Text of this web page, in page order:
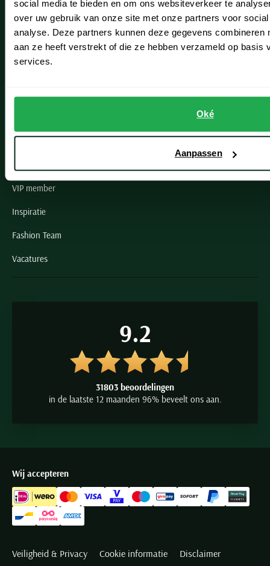
social media te bieden en om ons websiteverkeer te
over uw gebruik van onze site met onze partners voor
analyse. Deze partners kunnen deze gegevens combineren
aan ze heeft verstrekt of die ze hebben verzameld op basis
services.
Oké
Aanpassen
Lisse
Noordwijk
Oegstgeest
Grote maten herenkleding
VIP member
Inspiratie
Fashion Team
Vacatures
9.2
31803 beoordelingen
in de laatste 12 maanden 96% beveelt ons aan.
Wij accepteren
Veiligheid & Privacy Cookie informatie
Disclaimer